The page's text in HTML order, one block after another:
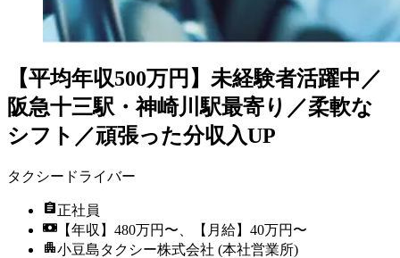
【平均年収500万円】未経験者活躍中／
阪急十三駅・神崎川駅最寄り／柔軟な
シフト／頑張った分収入UP
タクシードライバー
正社員
【年収】480万円〜、【月給】40万円〜
小豆島タクシー株式会社 (本社営業所)